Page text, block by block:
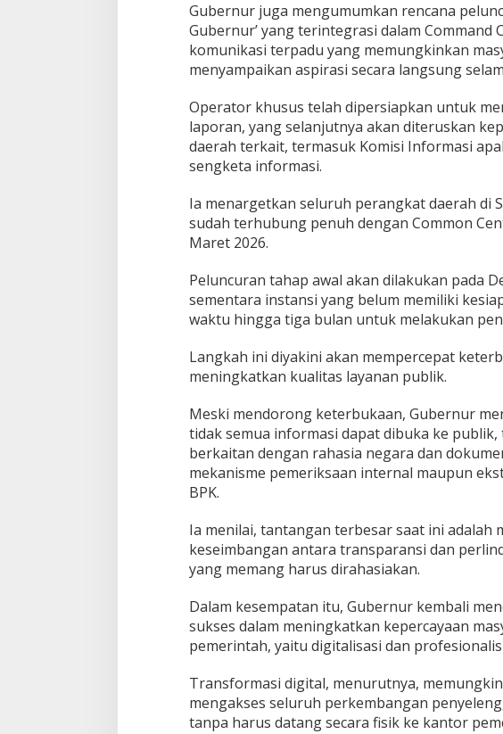
Gubernur juga mengumumkan rencana
Gubernur’ yang terintegrasi dalam Command
komunikasi terpadu yang memungkinkan
menyampaikan aspirasi secara langsung
Operator khusus telah dipersiapkan untuk
laporan, yang selanjutnya akan diteruskan
daerah terkait, termasuk Komisi Informasi
sengketa informasi.
Ia menargetkan seluruh perangkat daerah di
sudah terhubung penuh dengan Common
Maret 2026.
Peluncuran tahap awal akan dilakukan pada
sementara instansi yang belum memiliki
waktu hingga tiga bulan untuk melakukan
Langkah ini diyakini akan mempercepat
meningkatkan kualitas layanan publik.
Meski mendorong keterbukaan, Gubernur
tidak semua informasi dapat dibuka ke
berkaitan dengan rahasia negara dan
mekanisme pemeriksaan internal maupun
BPK.
Ia menilai, tantangan terbesar saat ini adalah
keseimbangan antara transparansi dan
yang memang harus dirahasiakan.
Dalam kesempatan itu, Gubernur kembali
sukses dalam meningkatkan kepercayaan
pemerintah, yaitu digitalisasi dan
Transformasi digital, menurutnya,
mengakses seluruh perkembangan
tanpa harus datang secara fisik ke kantor